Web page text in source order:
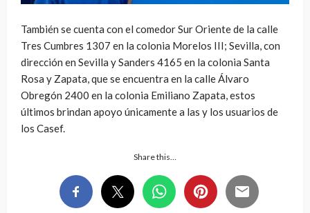
También se cuenta con el comedor Sur Oriente de la calle
Tres Cumbres 1307 en la colonia Morelos III; Sevilla, con
dirección en Sevilla y Sanders 4165 en la colonia Santa
Rosa y Zapata, que se encuentra en la calle Álvaro
Obregón 2400 en la colonia Emiliano Zapata, estos
últimos brindan apoyo únicamente a las y los usuarios de
los Casef.
Share this…